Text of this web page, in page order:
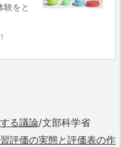
験をと
る議論/文部科学省
評価の実態と評価表の作